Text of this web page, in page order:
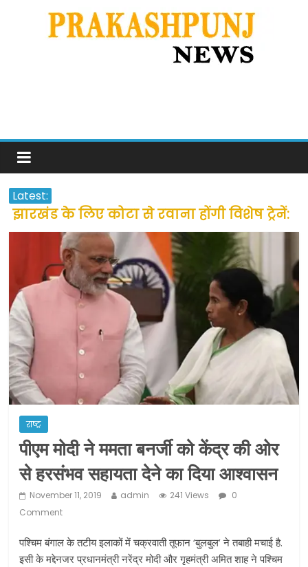
Latest:
झारखंड के लिए कोटा से रवाना होंगी विशेष ट्रेनें:
सीएम हेमंत सोरेन
उत्तराखंड के अन्य राज्यों में फंसे लोगों की जल्द
होगी घर वापसी
प्रवासियों व मजदूरों को दी गई छूट के बाद लोगो
ने कराया पंजीयन: राजस्थान सरकार
शराब और पान की दुकानों को ग्रीन जोन में
खोलने की मिली इजाजत: गृह मंत्रालय
दो हफ्ते के लिए बढ़ाया लॉकडाउन: गृह मंत्रालय
राष्ट्र
पीएम मोदी ने ममता बनर्जी को केंद्र की ओर
से हरसंभव सहायता देने का दिया आश्वासन
November 11, 2019 admin 241 Views
0
Comment
पश्चिम बंगाल के तटीय इलाकों में चक्रवाती तूफान ‘बुलबुल’ ने तबाही मचाई है.
इसी के मद्देनजर प्रधानमंत्री नरेंद्र मोदी और गृहमंत्री अमित शाह ने पश्चिम